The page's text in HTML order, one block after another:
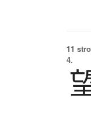
11
4.